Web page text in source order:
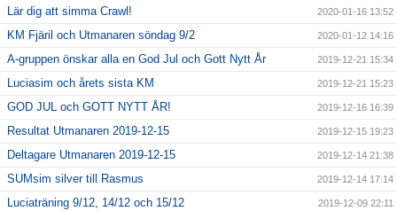
Lär dig att simma Crawl! 2020-01-16 13:52
KM Fjäril och Utmanaren söndag 9/2 2020-01-12 14:16
A-gruppen önskar alla en God Jul och Gott Nytt År 2019-12-21 15:34
Luciasim och årets sista KM 2019-12-21 15:23
GOD JUL och GOTT NYTT ÅR! 2019-12-16 16:39
Resultat Utmanaren 2019-12-15 2019-12-15 19:23
Deltagare Utmanaren 2019-12-15 2019-12-14 21:38
SUMsim silver till Rasmus 2019-12-14 17:14
Luciaträning 9/12, 14/12 och 15/12 2019-12-09 22:11